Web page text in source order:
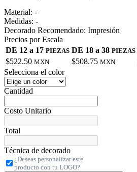
Material: -
Medidas: -
Decorado Recomendado: Impresión
Precios por Escala
DE 12 a 17 PIEZAS DE 18 a 38 PIEZAS
$522.50 MXN $508.75 MXN
Selecciona el color
Cantidad
Costo Unitario
Total
Técnica de decorado
¿Deseas personalizar este
producto con tu LOGO?